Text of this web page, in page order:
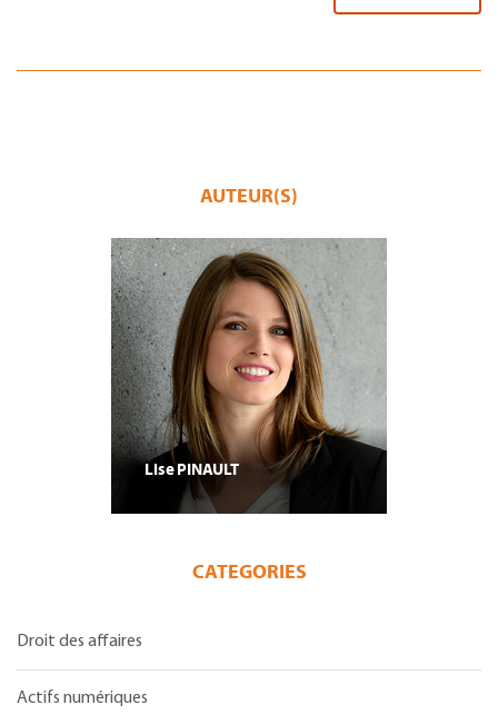
AUTEUR(S)
LisePINAULT
CATEGORIES
Droit des affaires
Actifs numériques